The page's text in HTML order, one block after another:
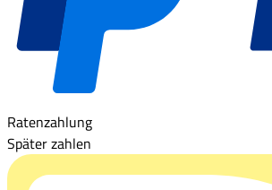
Ratenzahlung
Später zahlen